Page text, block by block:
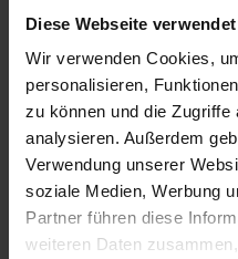
Diese Webseite
Wir verwenden Cookies,
personalisieren,
zu können und die
analysieren. Außerdem
Verwendung unserer
soziale Medien, Werbung
Partner führen diese
weiteren Daten
Farbe
Farbe der Nähte
Abmessungen /
Gewicht